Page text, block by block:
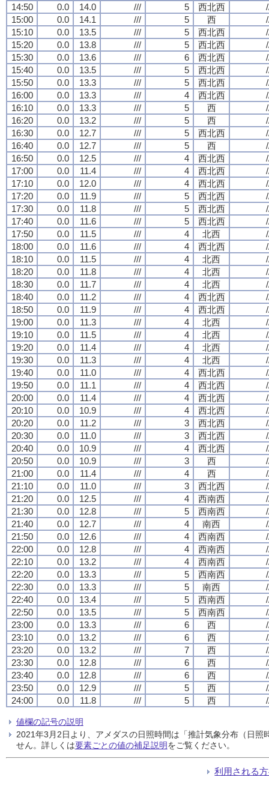
14:50 0.0 14.0 /// 5 西北西
15:00
0.0 14.1 /// 5 西
15:10
0.0 13.5 /// 5 西北西
15:20
0.0 13.8 /// 5 西北西
15:30
0.0 13.6 /// 6 西北西
15:40
0.0 13.5 /// 5 西北西
15:50
0.0 13.3 /// 5 西北西
16:00
0.0 13.3 /// 4 西北西
16:10
0.0 13.3 /// 5 西
16:20
0.0 13.2 /// 5 西
16:30
0.0 12.7 /// 5 西北西
16:40
0.0 12.7 /// 5 西
16:50
0.0 12.5 /// 4 西北西
17:00
0.0 11.4 /// 4 西北西
17:10
0.0 12.0 /// 4 西北西
17:20
0.0 11.9 /// 5 西北西
17:30
0.0 11.8 /// 5 西北西
17:40
0.0 11.6 /// 5 西北西
17:50
0.0 11.5 /// 4 北西
18:00
0.0 11.6 /// 4 西北西
18:10
0.0 11.5 /// 4 北西
18:20
0.0 11.8 /// 4 北西
18:30
0.0 11.7 /// 4 北西
18:40
0.0 11.2 /// 4 西北西
18:50
0.0 11.9 /// 4 西北西
19:00
0.0 11.3 /// 4 北西
19:10
0.0 11.5 /// 4 北西
19:20
0.0 11.4 /// 4 北西
19:30
0.0 11.3 /// 4 北西
19:40
0.0 11.0 /// 4 西北西
19:50
0.0 11.1 /// 4 西北西
20:00
0.0 11.4 /// 4 西北西
20:10
0.0 10.9 /// 4 西北西
20:20
0.0 11.2 /// 3 西北西
20:30
0.0 11.0 /// 3 西北西
20:40
0.0 10.9 /// 4 西北西
20:50
0.0 10.9 /// 3 西
21:00
0.0 11.4 /// 4 西
21:10
0.0 11.0 /// 3 西北西
21:20
0.0 12.5 /// 4 西南西
21:30
0.0 12.8 /// 5 西南西
21:40
0.0 12.7 /// 4 南西
21:50
0.0 12.6 /// 4 西南西
22:00
0.0 12.8 /// 4 西南西
22:10
0.0 13.2 /// 4 西南西
22:20
0.0 13.3 /// 5 西南西
22:30
0.0 13.3 /// 5 南西
22:40
0.0 13.4 /// 5 西南西
22:50
0.0 13.5 /// 5 西南西
23:00
0.0 13.3 /// 6 西
23:10
0.0 13.2 /// 6 西
23:20
0.0 13.2 /// 7 西
23:30
0.0 12.8 /// 6 西
23:40
0.0 12.8 /// 6 西
23:50
0.0 12.9 /// 5 西
24:00
0.0 11.8 /// 5 西
値欄の記号の説明
2021年3月2日より、アメダスの日照時間は「推計気象分布（日
せん。詳しくは要素ごとの値の補足説明をご覧ください。
利用される